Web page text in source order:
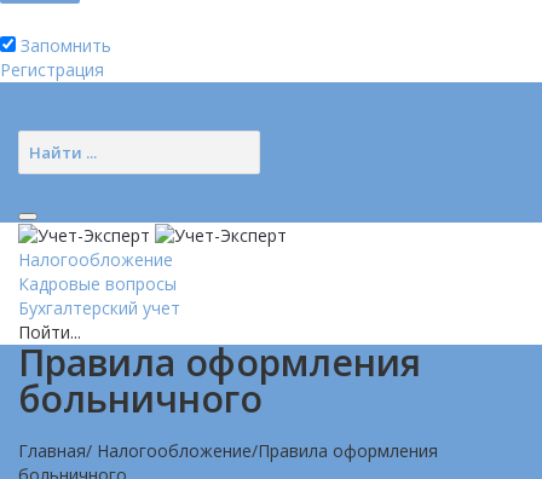
Запомнить
Регистрация
Налогообложение
Кадровые вопросы
Бухгалтерский учет
Пойти...
Правила оформления
больничного
Главная/ Налогообложение/Правила оформления